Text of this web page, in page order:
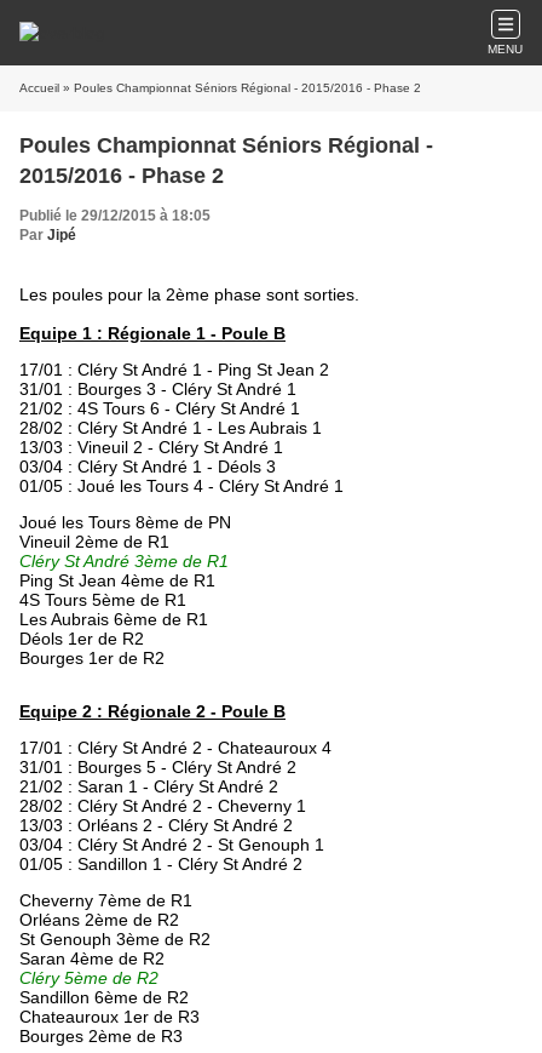
MENU
Accueil » Poules Championnat Séniors Régional - 2015/2016 - Phase 2
Poules Championnat Séniors Régional -
2015/2016 - Phase 2
Publié le 29/12/2015 à 18:05
Par Jipé
Les poules pour la 2ème phase sont sorties.
Equipe 1 : Régionale 1 - Poule B
17/01 : Cléry St André 1 - Ping St Jean 2
31/01 : Bourges 3 - Cléry St André 1
21/02 : 4S Tours 6 - Cléry St André 1
28/02 : Cléry St André 1 - Les Aubrais 1
13/03 : Vineuil 2 - Cléry St André 1
03/04 : Cléry St André 1 - Déols 3
01/05 : Joué les Tours 4 - Cléry St André 1
Joué les Tours 8ème de PN
Vineuil 2ème de R1
Cléry St André 3ème de R1
Ping St Jean 4ème de R1
4S Tours 5ème de R1
Les Aubrais 6ème de R1
Déols 1er de R2
Bourges 1er de R2
Equipe 2 : Régionale 2 - Poule B
17/01 : Cléry St André 2 - Chateauroux 4
31/01 : Bourges 5 - Cléry St André 2
21/02 : Saran 1 - Cléry St André 2
28/02 : Cléry St André 2 - Cheverny 1
13/03 : Orléans 2 - Cléry St André 2
03/04 : Cléry St André 2 - St Genouph 1
01/05 : Sandillon 1 - Cléry St André 2
Cheverny 7ème de R1
Orléans 2ème de R2
St Genouph 3ème de R2
Saran 4ème de R2
Cléry 5ème de R2
Sandillon 6ème de R2
Chateauroux 1er de R3
Bourges 2ème de R3